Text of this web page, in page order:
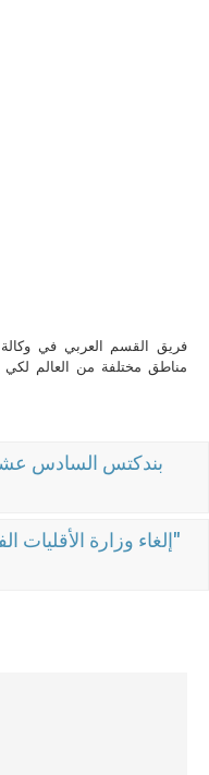
فريق القسم العربي في
مناطق مختلفة من العالم
بندكتس السادس
إلغاء وزارة الأقليات الفدرالية يعني "قتل بهاتي مرة أخرى"